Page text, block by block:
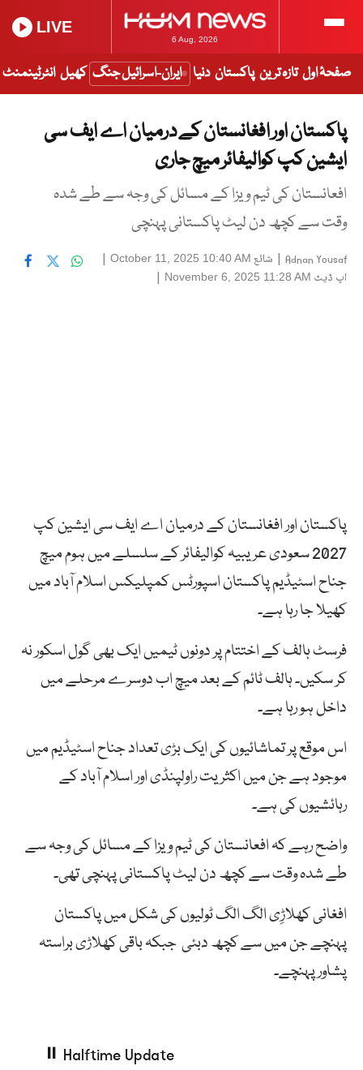
6 Aug, 2026
LIVE
صفحۂ اول تازہ ترین پاکستان دنیا ایران-اسرائیل جنگ کھیل انٹرٹینمنٹ
پاکستان اور افغانستان کے درمیان اے ایف سی
ایشین کپ کوالیفائر میچ جاری
افعانستان کی ٹیم ویزا کے مسائل کی وجہ سے طے شدہ
وقت سے کچھ دن لیٹ پاکستانی پہنچی
Adnan Yousaf
| شائع October 11, 2025 10:40 AM
|
اپ ڈیٹ November 6, 2025 11:28 AM
|
پاکستان اور افغانستان کے درمیان اے ایف سی ایشین کپ
2027 سعودی عریبیہ کوالیفائر کے سلسلے میں ہوم میچ
جناح اسٹیڈیم پاکستان اسپورٹس کمپلیکس اسلام آباد میں
کھیلا جا رہا ہے۔
فرسٹ ہالف کے اختتام پر دونوں ٹیمیں ایک بھی گول اسکور نہ
کر سکیں۔ ہالف ٹائم کے بعد میچ اب دوسرے مرحلے میں
داخل ہو رہا ہے۔
اس موقع پر تماشائیوں کی ایک بڑی تعداد جناح اسٹیڈیم میں
موجود ہے جن میں اکثریت راولپنڈی اور اسلام آباد کے
رہائشیوں کی ہے۔
واضح رہے کہ افعانستان کی ٹیم ویزا کے مسائل کی وجہ سے
طے شدہ وقت سے کچھ دن لیٹ پاکستانی پہنچی تھی۔
افغانی کھلاڑِی الگ الگ ٹولیوں کی شکل میں پاکستان
پہنچے جن میں سے کچھ دبئی جبکہ باقی کھلاڑی براستہ
پشاور پہنچے۔
⏸️ Halftime Update